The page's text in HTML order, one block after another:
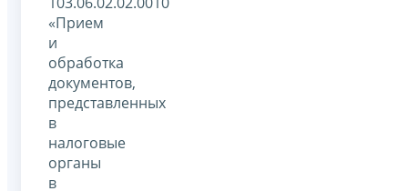
«Прием
и
обработка
документов,
представленных
в
налоговые
органы
в